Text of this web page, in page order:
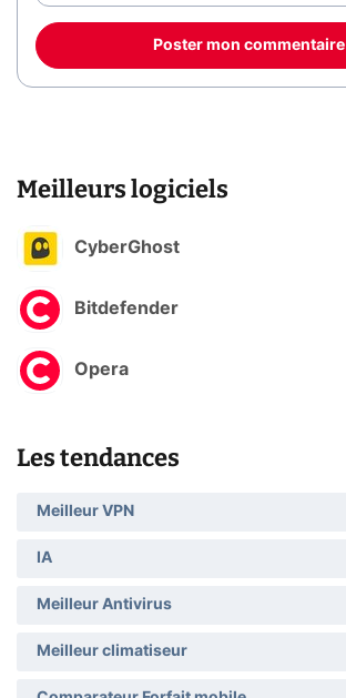
Poster mon commentaire
Meilleurs logiciels
CyberGhost
Bitdefender
Opera
Les tendances
Meilleur VPN
IA
Meilleur Antivirus
Meilleur climatiseur